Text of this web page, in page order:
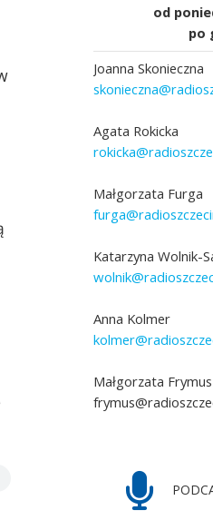
od
po
Joanna Skonieczna
Agata Rokicka
Małgorzata Furga
Katarzyna Wolnik-
Anna Kolmer
Małgorzata Frymus